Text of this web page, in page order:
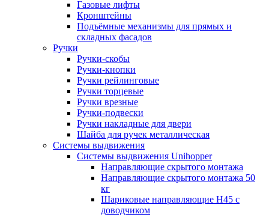
Газовые лифты
Кронштейны
Подъёмные механизмы для прямых и
складных фасадов
Ручки
Ручки-скобы
Ручки-кнопки
Ручки рейлинговые
Ручки торцевые
Ручки врезные
Ручки-подвески
Ручки накладные для двери
Шайба для ручек металлическая
Системы выдвижения
Системы выдвижения Unihopper
Направляющие скрытого монтажа
Направляющие скрытого монтажа 50
кг
Шариковые направляющие H45 с
доводчиком